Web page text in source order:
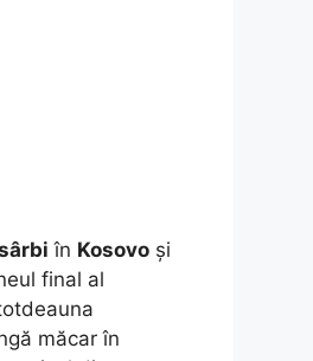
în Kosovo și
final al
măcar în